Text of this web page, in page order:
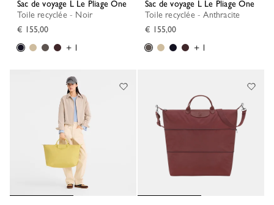
Sac de voyage L Le Pliage One
Toile recyclée - Noir
€ 155,00
+ 1
Sac de voyage L Le Pliage One
Toile recyclée - Anthracite
€ 155,00
+ 1